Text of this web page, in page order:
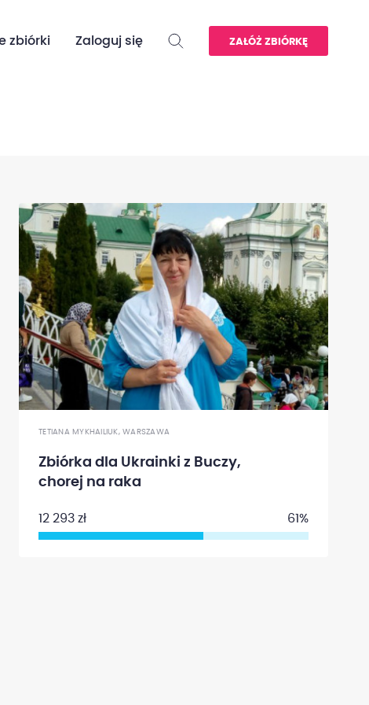
zbiórki Zaloguj się ZAŁÓŻ ZBIÓRKĘ
TETIANA MYKHAILIUK, WARSZAWA
Zbiórka dla Ukrainki z Buczy,
chorej na raka
12 293 zł 61%